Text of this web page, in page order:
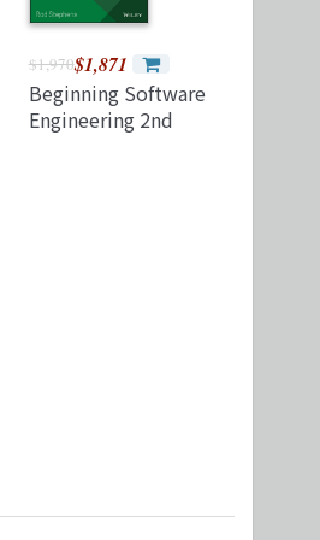
$1,970$1,871
Beginning Software
Engineering 2nd